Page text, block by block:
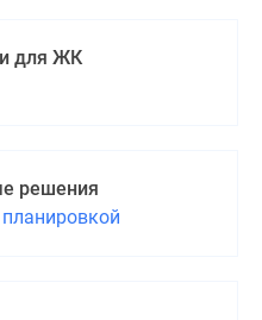
для ЖК
решения